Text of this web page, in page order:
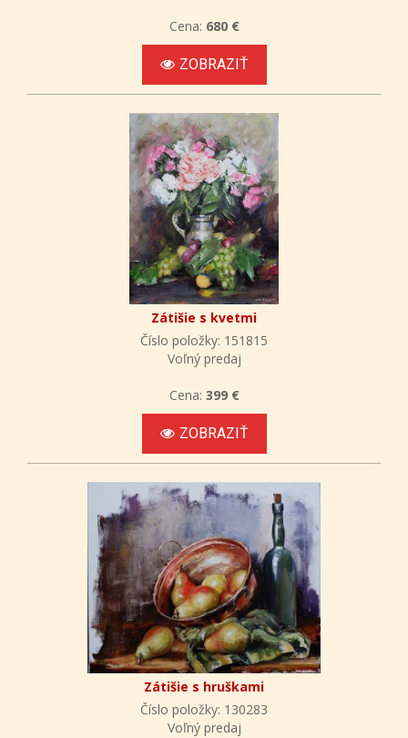
Cena: 680 €
ZOBRAZIŤ
Zátišie s kvetmi
Číslo položky: 151815
Voľný predaj
Cena: 399 €
ZOBRAZIŤ
Zátišie s hruškami
Číslo položky: 130283
Voľný predaj